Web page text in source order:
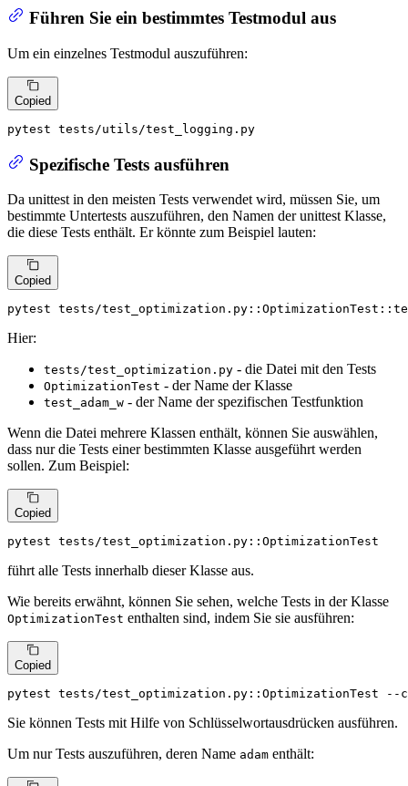
Führen Sie ein bestimmtes Testmodul aus
Um ein einzelnes Testmodul auszuführen:
Copied
pytest tests/utils/test_logging.py
Spezifische Tests ausführen
Da unittest in den meisten Tests verwendet wird, müssen Sie, um
bestimmte Untertests auszuführen, den Namen der unittest Klasse,
die diese Tests enthält. Er könnte zum Beispiel lauten:
Copied
pytest tests/
Hier:
tests/test_optimization.py - die Datei mit den Tests
OptimizationTest - der Name der Klasse
test_adam_w - der Name der spezifischen Testfunktion
Wenn die Datei mehrere Klassen enthält, können Sie auswählen,
dass nur die Tests einer bestimmten Klasse ausgeführt werden
sollen. Zum Beispiel:
Copied
pytest tests/test_optimization.py::OptimizationTest
führt alle Tests innerhalb dieser Klasse aus.
Wie bereits erwähnt, können Sie sehen, welche Tests in der Klasse
OptimizationTest enthalten sind, indem Sie sie ausführen:
Copied
pytest tests/test_optimization.py::OptimizationTest
Sie können Tests mit Hilfe von Schlüsselwortausdrücken ausführen.
Um nur Tests auszuführen, deren Name adam enthält: